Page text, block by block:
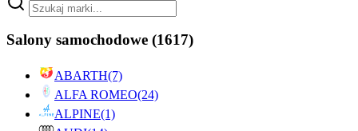
Salony samochodowe (1617)
ABARTH(7)
ALFA ROMEO(24)
ALPINE(1)